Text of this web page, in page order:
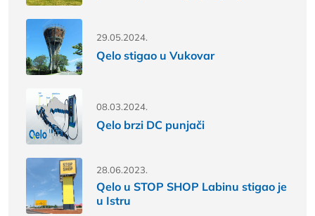
29.05.2024.
Qelo stigao u Vukovar
08.03.2024.
Qelo brzi DC punjači
28.06.2023.
Qelo u STOP SHOP Labinu stigao je
u Istru